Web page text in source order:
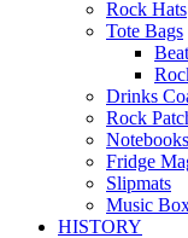
Rock Hats
Tote Bags
Drinks
Rock
Notebooks
Fridge
Slipmats
Music
HISTORY